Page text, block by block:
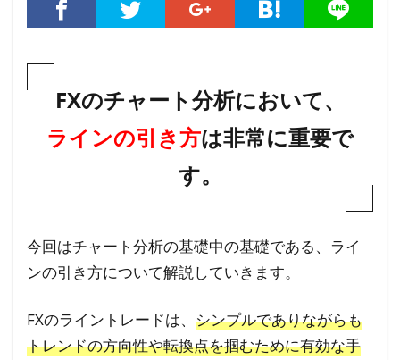
FXのチャート分析において、
ラインの引き方は非常に重要で
す。
今回はチャート分析の基礎中の基礎である、ライ
ンの引き方について解説していきます。
FXのライントレードは、 シンプルでありながらも
トレンドの方向性や転換点を掴むために有効な手